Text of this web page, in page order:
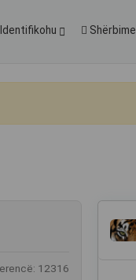
Identifikohu Shërbime
12316